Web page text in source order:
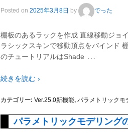
Posted on 2025年3月8日 by でった
棚板のあるラックを作成 直線移動ジョ
ラシックスキンで移動頂点をバインド
のチュートリアルはShade …
続きを読む ›
カテゴリー: Ver.25.0新機能, パラメトリックモ
パラメトリックモデリング